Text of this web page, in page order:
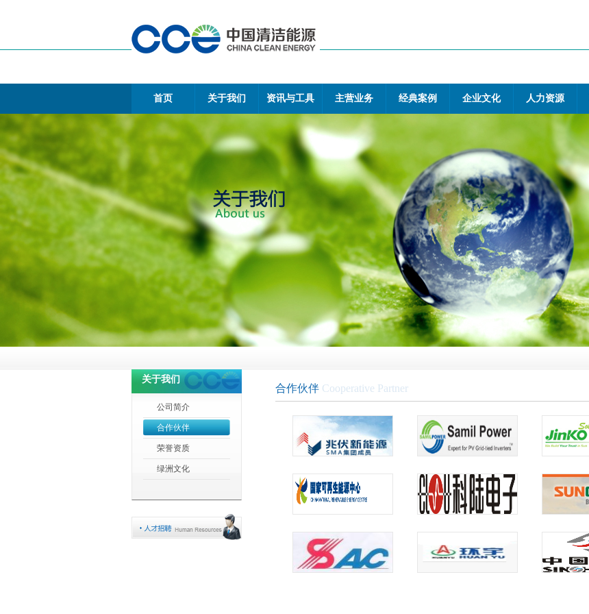
首页 关于我们 资讯与工具 主营业务 经典案例 企业文化 人力资源
关于我们
公司简介
合作伙伴
荣誉资质
绿洲文化
合作伙伴 Cooperative Partner